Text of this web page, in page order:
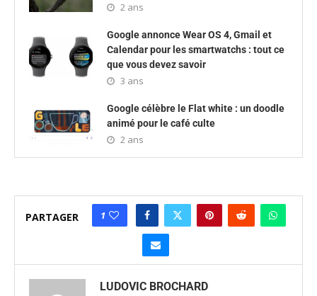
2 ans
Google annonce Wear OS 4, Gmail et
Calendar pour les smartwatchs : tout ce
que vous devez savoir
3 ans
Google célèbre le Flat white : un doodle
animé pour le café culte
2 ans
PARTAGER 1
LUDOVIC BROCHARD